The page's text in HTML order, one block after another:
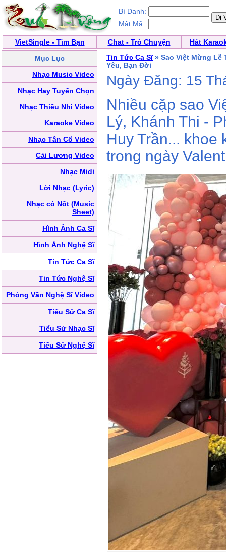
Bí Danh:
Mật Mã:
VietSingle - Tìm Bạn Chat - Trò Chuyện
Hát
Mục Lục
Nhạc Music Video
Nhạc Hay Tuyển Chọn
Nhạc Thiếu Nhi Video
Karaoke Video
Nhạc Tân Cổ Video
Cải Lương Video
Nhạc Midi
Lời Nhạc (Lyric)
Nhạc có Nốt (Music
Sheet)
Hình Ảnh Ca Sĩ
Hình Ảnh Nghệ Sĩ
Tin Tức Ca Sĩ
Tin Tức Nghệ Sĩ
Phỏng Vấn Nghệ Sĩ Video
Tiểu Sử Ca Sĩ
Tiểu Sử Nhạc Sĩ
Tiểu Sử Nghệ Sĩ
Tin Tức Ca Sĩ» Sao Việt Mừng Lễ
Yêu, Bạn Đời
Ngày Đăng: 15
Nhiều cặp sao
Lý, Khánh Thi -
Huy Trần... khoe
trong ngày